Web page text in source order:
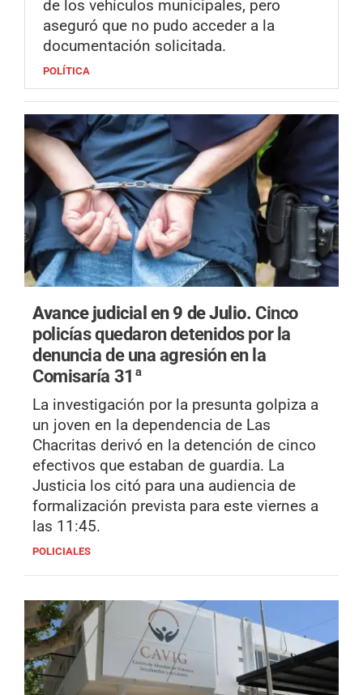
de los vehículos municipales, pero
aseguró que no pudo acceder a la
documentación solicitada.
POLÍTICA
Avance judicial en 9 de Julio. Cinco
policías quedaron detenidos por la
denuncia de una agresión en la
Comisaría 31ª
La investigación por la presunta golpiza a
un joven en la dependencia de Las
Chacritas derivó en la detención de cinco
efectivos que estaban de guardia. La
Justicia los citó para una audiencia de
formalización prevista para este viernes a
las 11:45.
POLICIALES